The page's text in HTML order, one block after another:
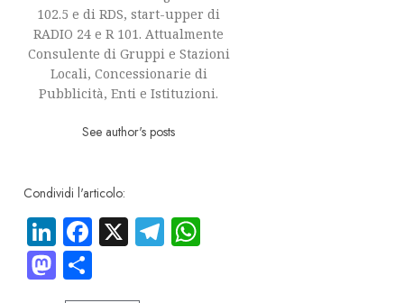
102.5 e di RDS, start-upper di
RADIO 24 e R 101. Attualmente
Consulente di Gruppi e Stazioni
Locali, Concessionarie di
Pubblicità, Enti e Istituzioni.
See author's posts
Condividi l'articolo:
LinkedIn
Facebook
X Telegram
Mastodon